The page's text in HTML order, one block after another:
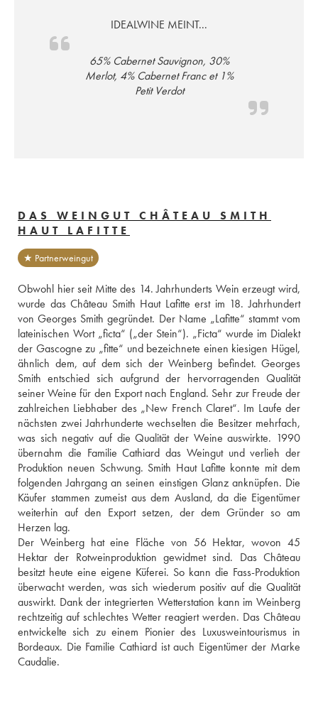
IDEALWINE MEINT...
65% Cabernet Sauvignon, 30%
Merlot, 4% Cabernet Franc et 1%
Petit Verdot
DAS WEINGUT CHÂTEAU SMITH
HAUT LAFITTE
★ Partnerweingut
Obwohl hier seit Mitte des 14. Jahrhunderts Wein erzeugt wird,
wurde das Château Smith Haut Lafitte erst im 18. Jahrhundert
von Georges Smith gegründet. Der Name „Lafitte“ stammt vom
lateinischen Wort „ficta“ („der Stein“). „Ficta“ wurde im Dialekt
der Gascogne zu „fitte“ und bezeichnete einen kiesigen Hügel,
ähnlich dem, auf dem sich der Weinberg befindet. Georges
Smith entschied sich aufgrund der hervorragenden Qualität
seiner Weine für den Export nach England. Sehr zur Freude der
zahlreichen Liebhaber des „New French Claret“. Im Laufe der
nächsten zwei Jahrhunderte wechselten die Besitzer mehrfach,
was sich negativ auf die Qualität der Weine auswirkte. 1990
übernahm die Familie Cathiard das Weingut und verlieh der
Produktion neuen Schwung. Smith Haut Lafitte konnte mit dem
folgenden Jahrgang an seinen einstigen Glanz anknüpfen. Die
Käufer stammen zumeist aus dem Ausland, da die Eigentümer
weiterhin auf den Export setzen, der dem Gründer so am
Herzen lag.
Der Weinberg hat eine Fläche von 56 Hektar, wovon 45
Hektar der Rotweinproduktion gewidmet sind. Das Château
besitzt heute eine eigene Küferei. So kann die Fass-Produktion
überwacht werden, was sich wiederum positiv auf die Qualität
auswirkt. Dank der integrierten Wetterstation kann im Weinberg
rechtzeitig auf schlechtes Wetter reagiert werden. Das Château
entwickelte sich zu einem Pionier des Luxusweintourismus in
Bordeaux. Die Familie Cathiard ist auch Eigentümer der Marke
Caudalie.